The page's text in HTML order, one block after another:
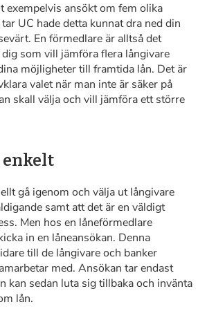
exempelvis ansökt om fem olika
UC hade detta kunnat dra ned din
En förmedlare är alltså det
som vill jämföra flera långivare
möjligheter till framtida lån. Det är
valet när man inte är säker på
skall välja och vill jämföra ett större
enkelt
gå igenom och välja ut långivare
samt att det är en väldigt
Men hos en låneförmedlare
in en låneansökan. Denna
till de långivare och banker
med. Ansökan tar endast
kan sedan luta sig tillbaka och invänta
lån.